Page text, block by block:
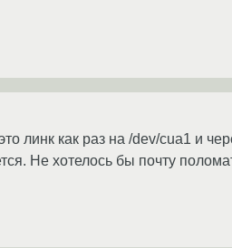
линк как раз на /dev/cua1 и
Не хотелось бы почту